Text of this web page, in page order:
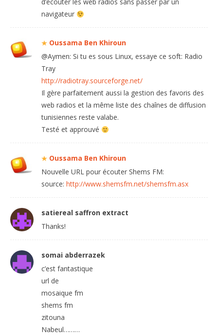
d’écouter les web radios sans passer par un
navigateur
Oussama Ben Khiroun
@Aymen: Si tu es sous Linux, essaye ce soft: Radio
Tray
http://radiotray.sourceforge.net/
Il gère parfaitement aussi la gestion des favoris des
web radios et la même liste des chaînes de diffusion
tunisiennes reste valabe.
Testé et approuvé
Oussama Ben Khiroun
Nouvelle URL pour écouter Shems FM:
source:http://www.shemsfm.net/shemsfm.asx
satiereal saffron extract
Thanks!
somai abderrazek
c’est fantastique
url de
mosaique fm
shems fm
zitouna
Nabeul………